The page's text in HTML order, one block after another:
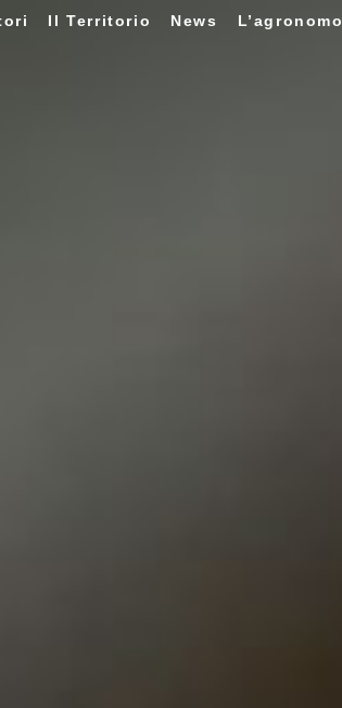
Il Territorio News L’agronomo